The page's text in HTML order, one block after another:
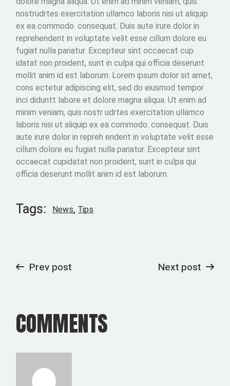
nostrudrtes exercitation ullamco laboris nisi ut aliquip
ex ea commodo. consequat. Duis aute irure dolor in
reprehenderit in voluptate velit esse cillum dolore eu
fugiat nulla pariatur. Excepteur sint occaecat cup
idatat non proident, sunt in culpa qui officia deserunt
mollit anim id est laborum. Lorem ipsum dolor sit amet,
cons ectetur adipiscing elit, sed do eiusmod tempor
inci diduntt labore et dolore magna aliqua. Ut enim ad
minim veniam, quis nostr udrtes exercitation ullamco
laboris nisi ut aliquip ex ea commodo. consequat. Duis
aute irure dolor in repreh enderit in voluptate velit esse
cillum dolore eu fugiat nulla pariatur. Excepteur sint
occaecat cupidatat non proident, sunt in culpa qui
officia deserunt mollit anim id est laborum.
Tags: News Tips
Prev post Next post
COMMENTS